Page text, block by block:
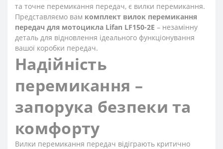
та точне перемикання передач, є вилки перемикання.
Представляємо вам комплект вилок перемикання
передач для мотоцикла Lifan LF150-2E – незамінну
деталь для відновлення ідеального функціонування
вашої коробки передач.
Надійність
перемикання –
запорука безпеки та
комфорту
Вилки перемикання передач відіграють критично